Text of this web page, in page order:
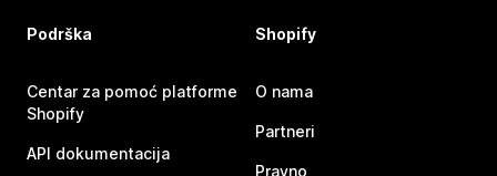
Podrška
Centar za pomoć platforme
Shopify
API dokumentacija
Shopify
O nama
Partneri
Pravno